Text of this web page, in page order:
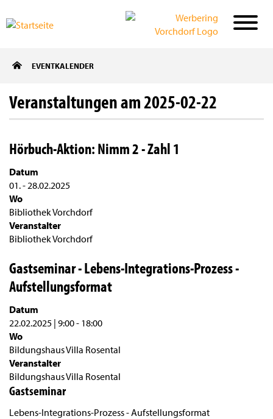
zum
EVENTKALENDER
Veranstaltungen am 2025-02-22
Hörbuch-Aktion: Nimm 2 - Zahl 1
Datum
01.-28.02.2025
Wo
Bibliothek Vorchdorf
Veranstalter
Bibliothek Vorchdorf
Gastseminar - Lebens-Integrations-Prozess -
Aufstellungsformat
Datum
22.02.2025 | 9:00- 18:00
Wo
Bildungshaus Villa Rosental
Veranstalter
Bildungshaus Villa Rosental
Gastseminar
Lebens-Integrations-Prozess - Aufstellungsformat